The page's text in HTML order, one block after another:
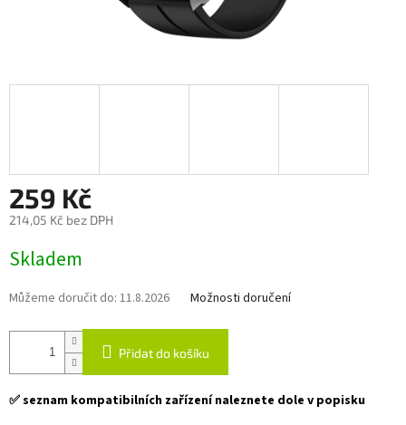
259 Kč
214,05 Kč bez DPH
cena:
Skladem
Můžeme doručit do: 11.8.2026 Možnosti doručení
Přidat do košíku
✅ seznam kompatibilních zařízení naleznete dole v popisku